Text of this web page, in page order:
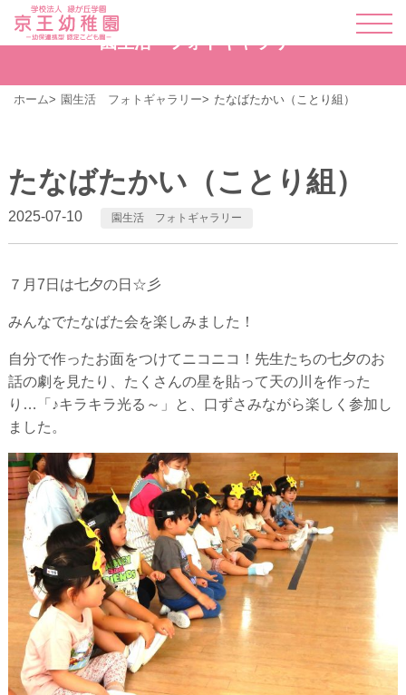
園生活 フォトギャラリー
ホーム 園生活 フォトギャラリー たなばたかい（ことり組）
たなばたかい（ことり組）
2025-07-10 園生活 フォトギャラリー
７月7日は七夕の日☆彡
みんなでたなばた会を楽しみました！
自分で作ったお面をつけてニコニコ！先生たちの七夕のお
話の劇を見たり、たくさんの星を貼って天の川を作った
り…「♪キラキラ光る～」と、口ずさみながら楽しく参加し
ました。